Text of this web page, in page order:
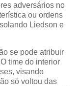
adversários no
ou ordens
Liedson e
se pode atribuir
time do interior
visando
só voltou das